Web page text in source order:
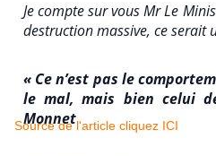
Je compte sur vous Mr Le
destruction massive, ce serait
« Ce n’est pas le
le mal, mais bien celui
Monnet
Source de l'article cliquez ICI